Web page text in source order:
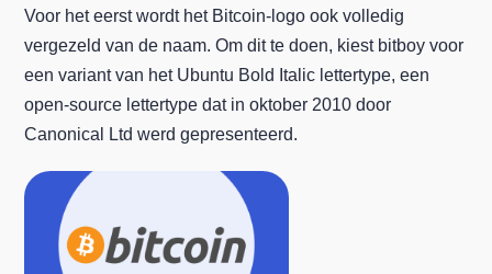
Voor het eerst wordt het Bitcoin-logo ook volledig
vergezeld van de naam. Om dit te doen, kiest bitboy voor
een variant van het Ubuntu Bold Italic lettertype, een
open-source lettertype dat in oktober 2010 door
Canonical Ltd werd gepresenteerd.